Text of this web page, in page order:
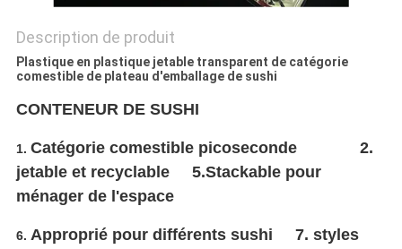
Description de produit
Plastique en plastique jetable transparent de catégorie
comestible de plateau d'emballage de sushi
CONTENEUR DE SUSHI
1. Catégorie comestible picoseconde 2.
jetable et recyclable 5.Stackable pour
ménager de l'espace
6. Approprié pour différents sushi 7. styles